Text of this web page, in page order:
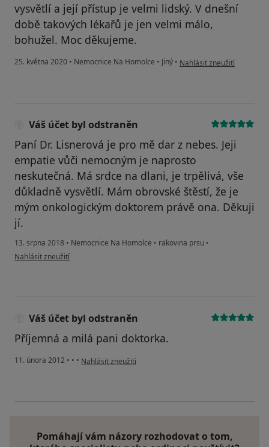
vysvětlí a její přístup je velmi lidský. V dnešní
době takových lékařů je jen velmi málo,
bohužel. Moc děkujeme.
25. května 2020 • Nemocnice Na Homolce • Jiný • podle názoru uživatele
Nahlásit zneužití
Váš účet byl odstraněn
Paní Dr. Lisnerová je pro mě dar z nebes. Jeji
empatie vůči nemocným je naprosto
neskutečná. Má srdce na dlani, je trpělivá, vše
důkladně vysvětlí. Mám obrovské štěstí, že je
mým onkologickým doktorem právě ona. Děkuji
jí.
13. srpna 2018 • Nemocnice Na Homolce • rakovina prsu •
podle názoru uživatele Váš účet byl odstraněn
Nahlásit zneužití
Váš účet byl odstraněn
Příjemná a milá pani doktorka.
11. února 2012 • • • podle názoru uživatele Váš účet byl odstraněn
Nahlásit zneužití
Pomáhají vám názory rozhodovat o tom,